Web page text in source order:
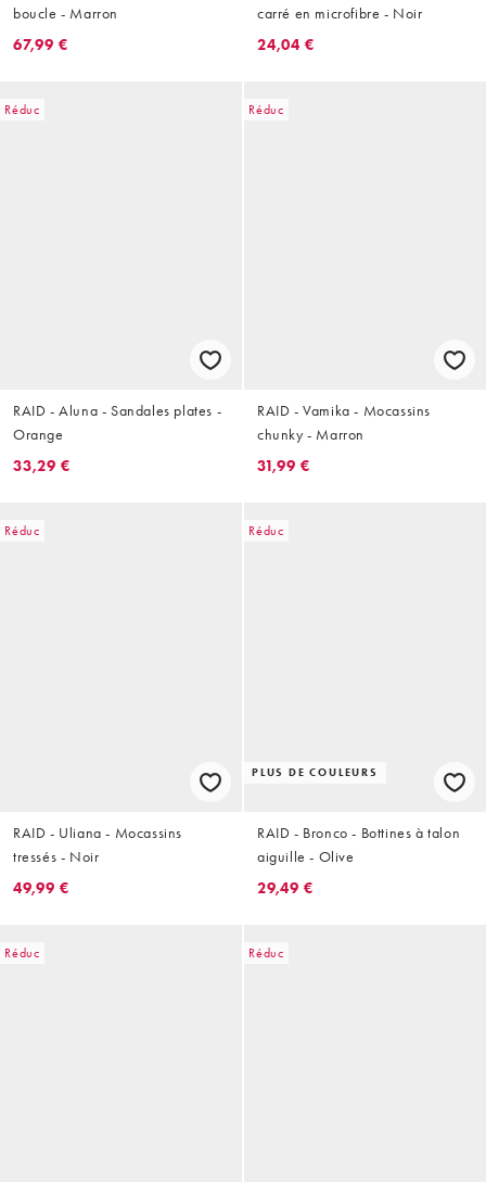
boucle - Marron
67,99 €
carré en microfibre - Noir
24,04 €
Réduc
RAID - Aluna - Sandales plates -
Orange
33,29 €
Réduc
RAID - Vamika - Mocassins
chunky - Marron
31,99 €
Réduc
RAID - Uliana - Mocassins
tressés - Noir
49,99 €
Réduc
PLUS DE COULEURS
RAID - Bronco - Bottines à talon
aiguille - Olive
29,49 €
Réduc Réduc